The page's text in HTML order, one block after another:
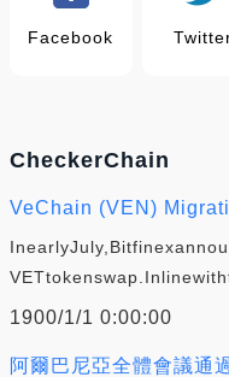
Facebook
CheckerChain
VeChain (VEN)
1900/1/1 0:00:00
阿爾巴尼亞全體會議通